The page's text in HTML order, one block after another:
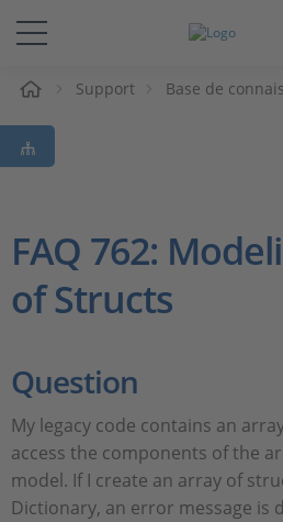
Solutions & Produits
Support
Société
Support Base de
FAQ 762:
of Structs
Question
My legacy code contains an
access the components of the
model. If I create an array of
Dictionary, an error message is